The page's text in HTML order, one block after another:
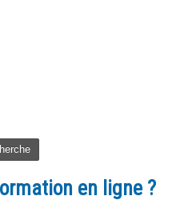
en ligne ?